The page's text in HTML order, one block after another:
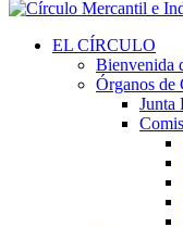
EL CÍRCULO
Bienvenida
Órganos de
Junta